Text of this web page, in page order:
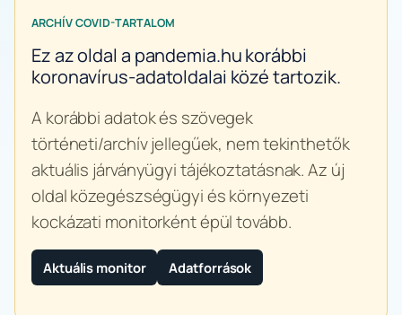
ARCHÍV COVID-TARTALOM
Ez az oldal a pandemia.hu korábbi
koronavírus-adatoldalai közé tartozik.
A korábbi adatok és szövegek
történeti/archív jellegűek, nem tekinthetők
aktuális járványügyi tájékoztatásnak. Az új
oldal közegészségügyi és környezeti
kockázati monitorként épül tovább.
Aktuális monitor Adatforrások